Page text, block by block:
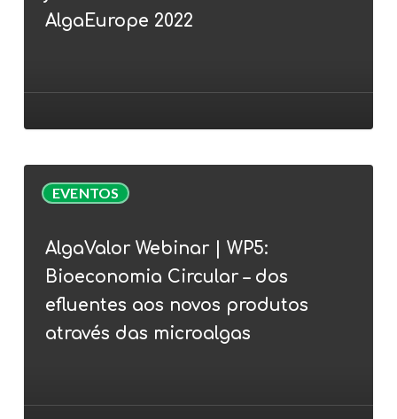
juntam-
conferência
AlgaEurope
AlgaEurope 2022
EVENTOS
Webinar
WP5:
Bioeconomia
Circular
aos
AlgaValor Webinar | WP5:
Bioeconomia Circular – dos
efluentes aos novos produtos
através das microalgas